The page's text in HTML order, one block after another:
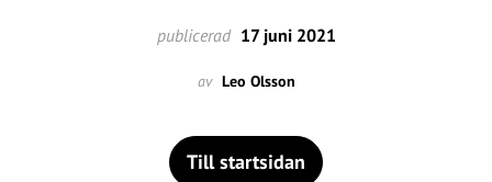
publicerad 17 juni 2021
av Leo Olsson
Till startsidan